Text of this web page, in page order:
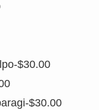
$30.00
$30.00